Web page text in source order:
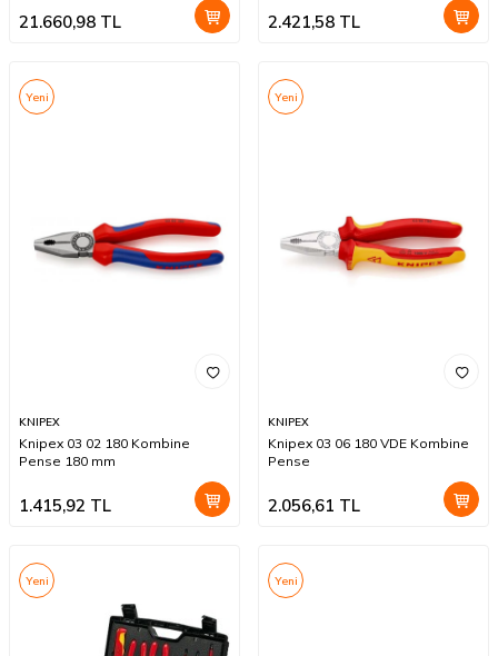
21.660,98 TL 2.421,58 TL
Yeni
KNIPEX
Knipex 03 02 180 Kombine
Pense 180 mm
1.415,92 TL
Yeni
KNIPEX
Knipex 03 06 180 VDE Kombine
Pense
2.056,61 TL
Yeni Yeni